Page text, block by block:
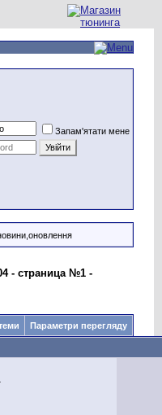
Запам'ятати мене
- страница №1 -
Параметри перегляду